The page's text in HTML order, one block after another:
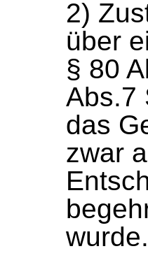
2)
über
§ 80
Abs.7
das
zwar
wurde.